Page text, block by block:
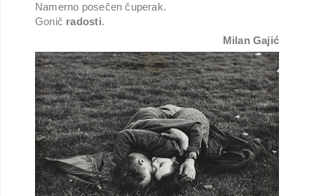
Namerno posečen čuperak.
Gonič radosti.
Milan Gajić